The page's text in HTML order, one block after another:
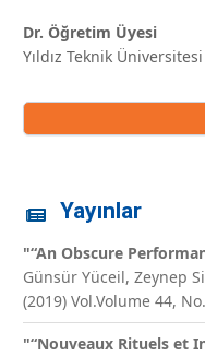
Dr. Öğretim Üyesi
Yıldız Teknik Üniversitesi
Yayınlar
"“An Obscure
Günsür Yüceil, Zeynep
(2019) Vol.Volume 44,
"“Nouveaux Rituels et